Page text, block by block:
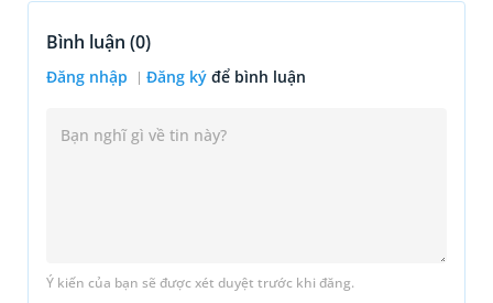
Bình luận (0)
Đăng nhập Đăng ký để bình luận
Ý kiến của bạn sẽ được xét duyệt trước khi đăng.